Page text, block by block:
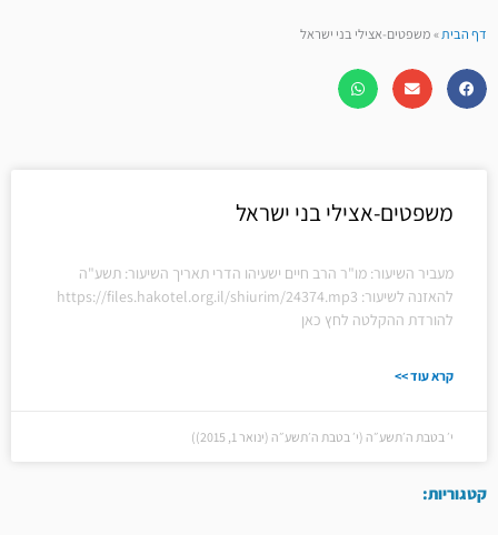
דף הבית»משפטים-אצילי בני ישראל
משפטים-אצילי בני ישראל
מעביר השיעור: מו"ר הרב חיים ישעיהו הדרי תאריך השיעור: תשע"ה
להאזנה לשיעור: https://files.hakotel.org.il/shiurim/24374.mp3
להורדת ההקלטה לחץ כאן
קרא עוד >>
י׳ בטבת ה׳תשע״ה (י׳ בטבת ה׳תשע״ה (ינואר 1, 2015))
קטגוריות: